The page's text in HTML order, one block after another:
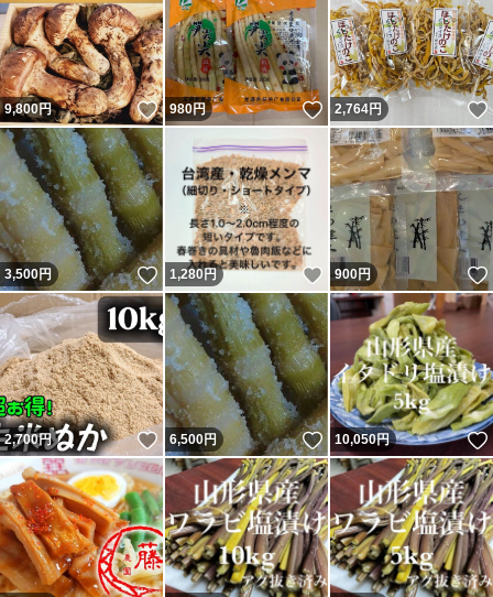
9,800円 いいね！
980円 いいね！
2,764円
3,500円 いいね！
1,280円 いいね！
900円
2,700円 いいね！
6,500円 いいね！
10,050円